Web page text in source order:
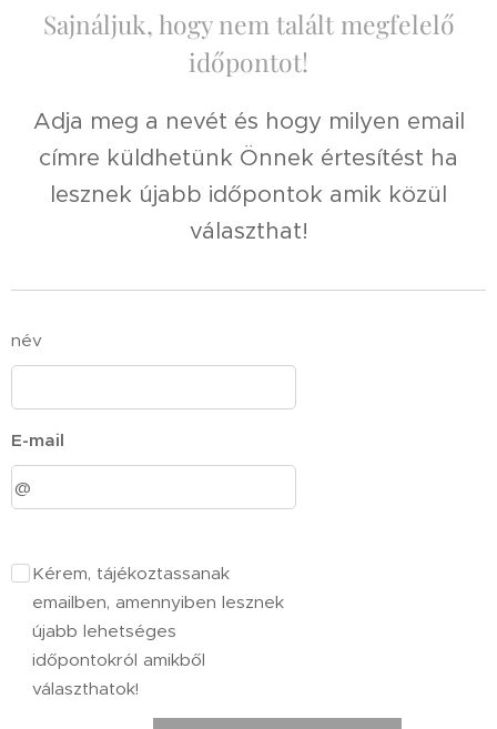
Sajnáljuk, hogy nem talált megfelelő
időpontot!
Adja meg a nevét és hogy milyen email
címre küldhetünk Önnek értesítést ha
lesznek újabb időpontok amik közül
választhat!
név
E-mail
Kérem, tájékoztassanak
emailben, amennyiben lesznek
újabb lehetséges
időpontokról amikből
választhatok!